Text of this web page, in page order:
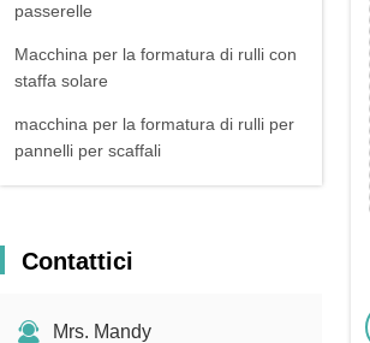
passerelle
Macchina per la formatura di rulli con
staffa solare
macchina per la formatura di rulli per
pannelli per scaffali
Contattici
Mrs. Mandy